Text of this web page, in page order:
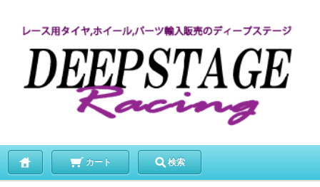
カート 検索